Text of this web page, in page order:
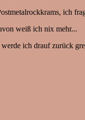
ich
weiß ich nix mehr...
ich drauf zurück